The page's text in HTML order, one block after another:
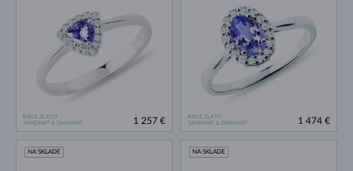
BIELE ZLATO
TANZANIT & DIAMANT
1 257 €
BIELE ZLATO
TANZANIT & DIAMANT
1 474 €
NA SKLADE NA SKLADE